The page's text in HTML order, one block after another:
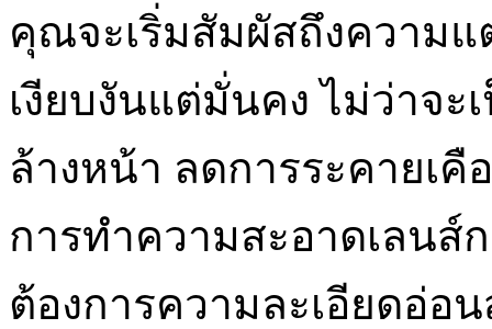
คุณจะเริ่มสัมผัสถึงความ
เงียบงันแต่มั่นคง ไม่ว่าจ
ล้างหน้า ลดการระคายเ
การทำความสะอาดเลนส์
ต้องการความละเอียดอ่อ